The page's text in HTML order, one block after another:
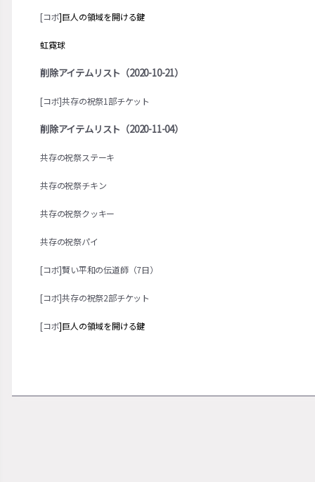
[コボ]巨人の領域を開ける鍵
虹霓球
削除アイテムリスト（2020-10-21）
[コボ]共存の祝祭1部チケット
削除アイテムリスト（2020-11-04）
共存の祝祭ステーキ
共存の祝祭チキン
共存の祝祭クッキー
共存の祝祭パイ
[コボ]賢い平和の伝道師（7日）
[コボ]共存の祝祭2部チケット
[コボ]巨人の領域を開ける鍵